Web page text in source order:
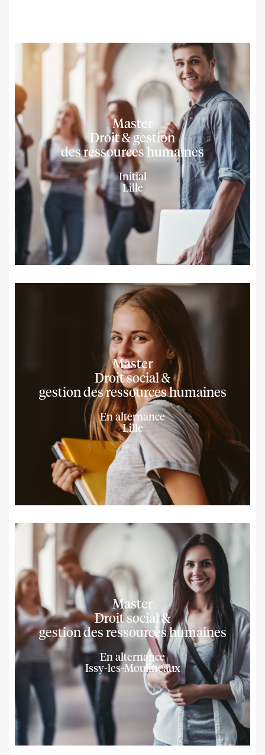
Master
Droit & gestion
des ressources humaines
Initial
Lille
Master
Droit social &
gestion des ressources humaines
En alternance
Lille
Master
Droit social &
gestion des ressources humaines
En alternance
Issy-les-Moulineaux